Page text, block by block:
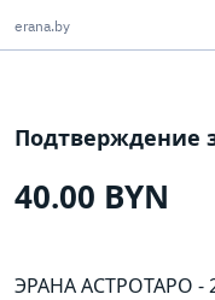
erana.by
Подтверждение
40.00 BYN
ЭРАНА АСТРОТАРО -